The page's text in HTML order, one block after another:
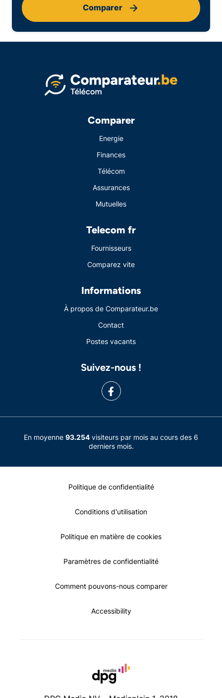
Comparer
Comparer
Energie
Finances
Télécom
Assurances
Mutuelles
Telecom fr
Fournisseurs
Comparez vite
Informations
À propos de Comparateur.be
Contact
Postes vacants
Suivez-nous !
En moyenne 93.254 visiteurs par mois au cours des 6
derniers mois.
Politique de confidentialité
Conditions d'utilisation
Politique en matière de cookies
Paramètres de confidentialité
Comment pouvons-nous comparer
Accessibility